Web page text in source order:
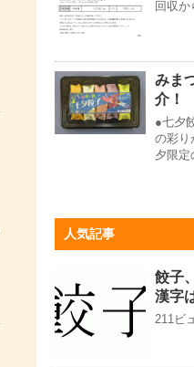
回収
みま
介！
●七夕
の彩り
夕限
人気記事
餃子
漢字
211ビ